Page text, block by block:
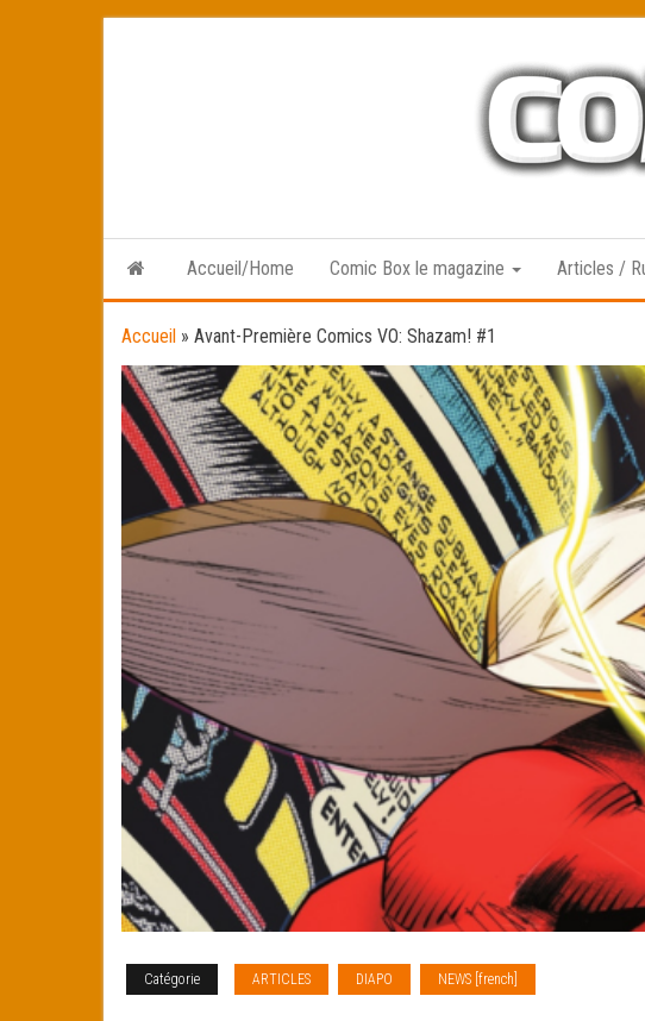
Accueil/Home Comic Box le magazine Articles /
Accueil » Avant-Première Comics VO: Shazam! #1
Catégorie ARTICLES DIAPO NEWS [french]